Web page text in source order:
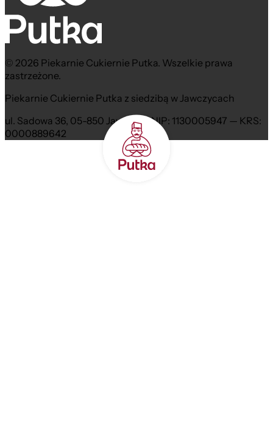
© 2026 Piekarnie Cukiernie Putka. Wszelkie prawa
zastrzeżone.
Piekarnie Cukiernie Putka z siedzibą w Jawczycach
ul. Sadowa 36, 05-850 Jawczyce NIP: 1130005947 — KRS:
0000889642